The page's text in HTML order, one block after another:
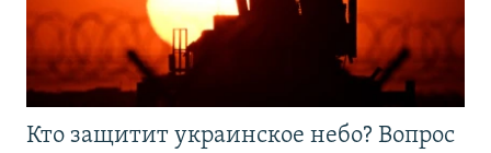
Кто защитит украинское небо? Вопрос